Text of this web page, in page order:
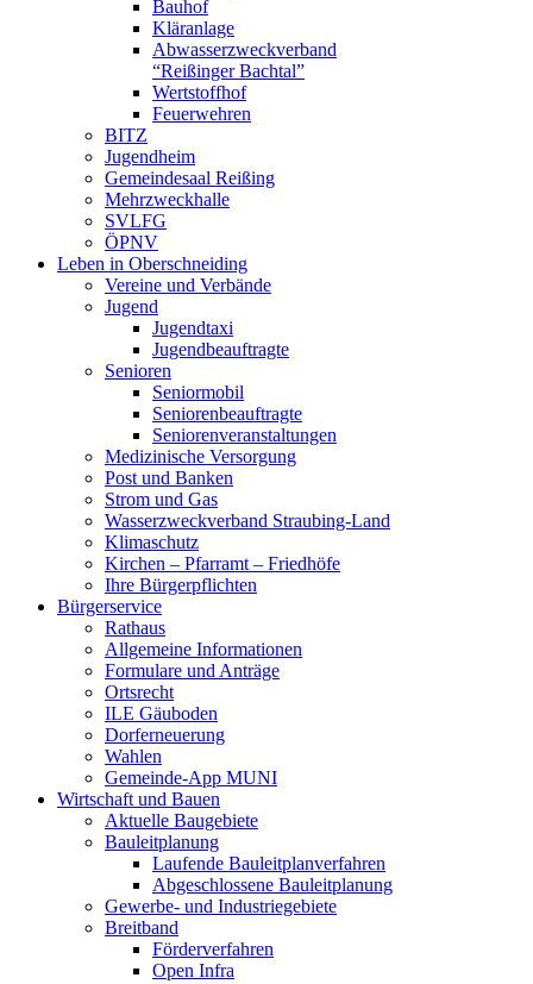
Bauhof
Kläranlage
Abwasserzweckverband
“Reißinger Bachtal”
Wertstoffhof
Feuerwehren
BITZ
Jugendheim
Gemeindesaal Reißing
Mehrzweckhalle
SVLFG
ÖPNV
Leben in Oberschneiding
Vereine und Verbände
Jugend
Jugendtaxi
Jugendbeauftragte
Senioren
Seniormobil
Seniorenbeauftragte
Seniorenveranstaltungen
Medizinische Versorgung
Post und Banken
Strom und Gas
Wasserzweckverband Straubing-Land
Klimaschutz
Kirchen – Pfarramt – Friedhöfe
Ihre Bürgerpflichten
Bürgerservice
Rathaus
Allgemeine Informationen
Formulare und Anträge
Ortsrecht
ILE Gäuboden
Dorferneuerung
Wahlen
Gemeinde-App MUNI
Wirtschaft und Bauen
Aktuelle Baugebiete
Bauleitplanung
Laufende Bauleitplanverfahren
Abgeschlossene Bauleitplanung
Gewerbe- und Industriegebiete
Breitband
Förderverfahren
Open Infra